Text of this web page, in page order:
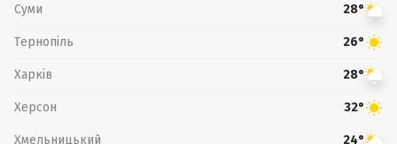
Суми 28°
Тернопіль 26°
Харків 28°
Херсон 32°
Хмельницький 24°